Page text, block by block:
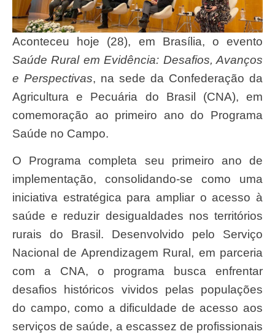
Aconteceu hoje (28), em Brasília, o evento
Saúde Rural em Evidência: Desafios, Avanços
e Perspectivas, na sede da Confederação da
Agricultura e Pecuária do Brasil (CNA), em
comemoração ao primeiro ano do Programa
Saúde no Campo.
O Programa completa seu primeiro ano de
implementação, consolidando-se como uma
iniciativa estratégica para ampliar o acesso à
saúde e reduzir desigualdades nos territórios
rurais do Brasil. Desenvolvido pelo Serviço
Nacional de Aprendizagem Rural, em parceria
com a CNA, o programa busca enfrentar
desafios históricos vividos pelas populações
do campo, como a dificuldade de acesso aos
serviços de saúde, a escassez de profissionais